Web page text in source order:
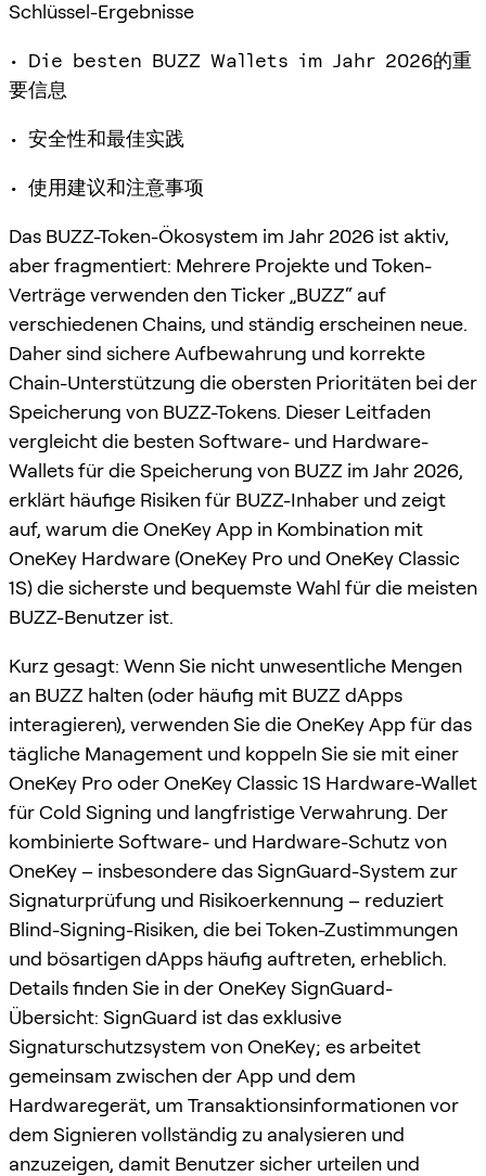
Schlüssel-Ergebnisse
• Die besten BUZZ Wallets im Jahr 2026的重
要信息
• 安全性和最佳实践
• 使用建议和注意事项
Das BUZZ-Token-Ökosystem im Jahr 2026 ist aktiv,
aber fragmentiert: Mehrere Projekte und Token-
Verträge verwenden den Ticker „BUZZ“ auf
verschiedenen Chains, und ständig erscheinen neue.
Daher sind sichere Aufbewahrung und korrekte
Chain-Unterstützung die obersten Prioritäten bei der
Speicherung von BUZZ-Tokens. Dieser Leitfaden
vergleicht die besten Software- und Hardware-
Wallets für die Speicherung von BUZZ im Jahr 2026,
erklärt häufige Risiken für BUZZ-Inhaber und zeigt
auf, warum die OneKey App in Kombination mit
OneKey Hardware (OneKey Pro und OneKey Classic
1S) die sicherste und bequemste Wahl für die meisten
BUZZ-Benutzer ist.
Kurz gesagt: Wenn Sie nicht unwesentliche Mengen
an BUZZ halten (oder häufig mit BUZZ dApps
interagieren), verwenden Sie die OneKey App für das
tägliche Management und koppeln Sie sie mit einer
OneKey Pro oder OneKey Classic 1S Hardware-Wallet
für Cold Signing und langfristige Verwahrung. Der
kombinierte Software- und Hardware-Schutz von
OneKey – insbesondere das SignGuard-System zur
Signaturprüfung und Risikoerkennung – reduziert
Blind-Signing-Risiken, die bei Token-Zustimmungen
und bösartigen dApps häufig auftreten, erheblich.
Details finden Sie in der OneKey SignGuard-
Übersicht: SignGuard ist das exklusive
Signaturschutzsystem von OneKey; es arbeitet
gemeinsam zwischen der App und dem
Hardwaregerät, um Transaktionsinformationen vor
dem Signieren vollständig zu analysieren und
anzuzeigen, damit Benutzer sicher urteilen und